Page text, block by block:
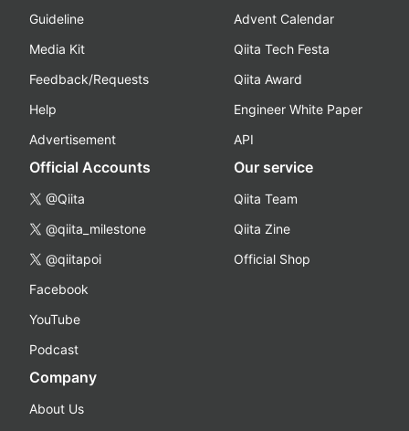
Guideline
Media Kit
Feedback/Requests
Help
Advertisement
Advent Calendar
Qiita Tech Festa
Qiita Award
Engineer White Paper
API
Official Accounts
@Qiita
@qiita_milestone
@qiitapoi
Facebook
YouTube
Podcast
Our service
Qiita Team
Qiita Zine
Official Shop
Company
About Us